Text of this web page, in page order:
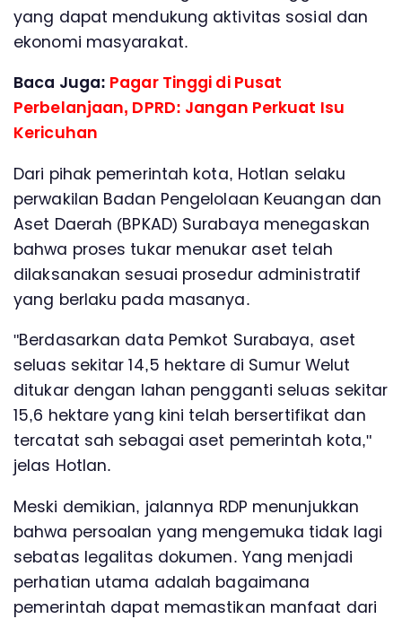
yang dapat mendukung aktivitas sosial dan
ekonomi masyarakat.
Baca Juga: Pagar Tinggi di Pusat
Perbelanjaan, DPRD: Jangan Perkuat Isu
Kericuhan
Dari pihak pemerintah kota, Hotlan selaku
perwakilan Badan Pengelolaan Keuangan dan
Aset Daerah (BPKAD) Surabaya menegaskan
bahwa proses tukar menukar aset telah
dilaksanakan sesuai prosedur administratif
yang berlaku pada masanya.
"Berdasarkan data Pemkot Surabaya, aset
seluas sekitar 14,5 hektare di Sumur Welut
ditukar dengan lahan pengganti seluas sekitar
15,6 hektare yang kini telah bersertifikat dan
tercatat sah sebagai aset pemerintah kota,"
jelas Hotlan.
Meski demikian, jalannya RDP menunjukkan
bahwa persoalan yang mengemuka tidak lagi
sebatas legalitas dokumen. Yang menjadi
perhatian utama adalah bagaimana
pemerintah dapat memastikan manfaat dari